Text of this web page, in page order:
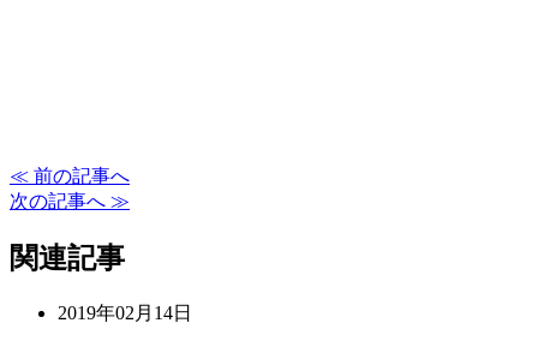
≪ 前の記事へ
次の記事へ ≫
関連記事
2019年02月14日